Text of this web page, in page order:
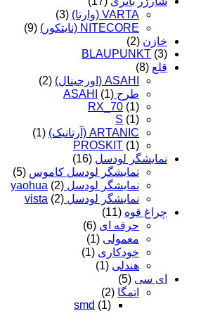
VARTA (وارتا)
(3)
NITECORE (نایتکور)
(9)
خازن (2)
BLAUPUNKT (3)
قلع (8)
ASAHI (اورجینال)
(2)
طرح ASAHI (1)
RX_70 (1)
S (1)
ARTANIC (آرتانیک)
(1)
PROSKIT (1)
نمایشگر لودسل (16)
نمایشگر لودسل کاموس (5)
نمایشگر لودسل yaohua (2)
نمایشگر لودسل vista (2)
چراغ قوه (11)
حرفه ای (6)
معمولی (1)
خودکاری (1)
هندلی (1)
ای سی (5)
اتمگا (2)
smd (1)